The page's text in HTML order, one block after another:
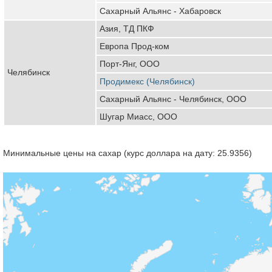
Сахарный Альянс - Хабаровск
Челябинск
Азия, ТД ПКФ
Европа Прод-ком
Порт-Янг, ООО
Продимекс (Челябинск)
Сахарный Альянс - Челябинск, ООО
Шугар Миасс, ООО
Минимальные цены на сахар (курс доллара на дату: 25.9356)